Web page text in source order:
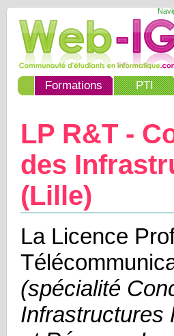
Formations PTI
LP R&T -
des
(Lille)
La Licence
(spécialité
Infrastructures